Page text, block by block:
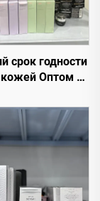
срок годности
кожей Оптом –
ценам для
коммерции
торговцев